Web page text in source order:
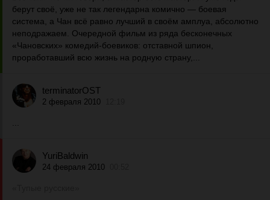
берут своё, уже не так легендарна комично — боевая
система, а Чан всё равно лучший в своём амплуа, абсолютно
неподражаем. Очередной фильм из ряда бесконечных
«Чановских» комедий-боевиков: отставной шпион,
проработавший всю жизнь на родную страну,...
terminatorOST
2 февраля 2010
YuriBaldwin
24 февраля 2010